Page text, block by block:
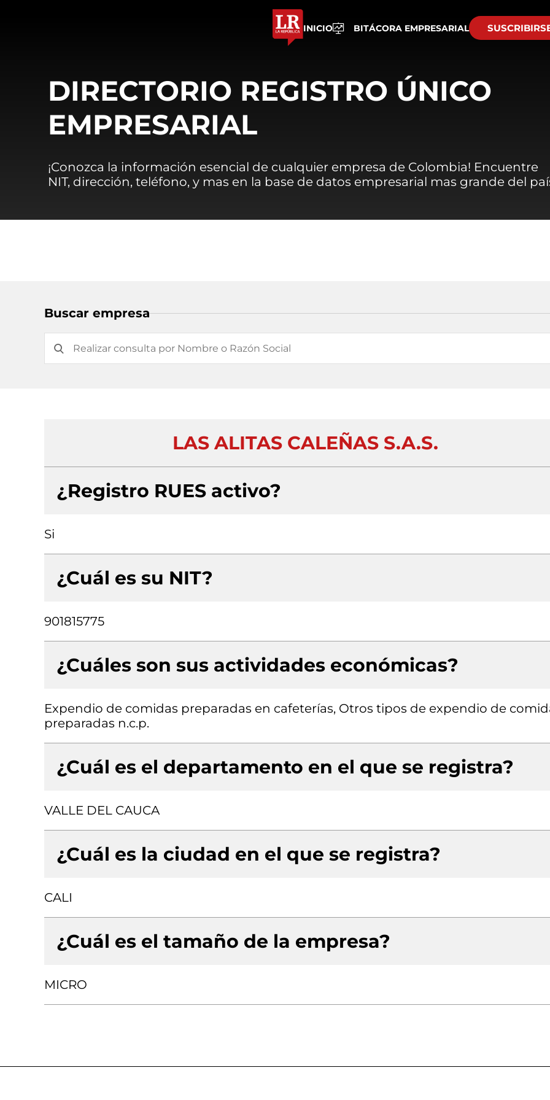
INICIO BITÁCORA EMPRESARIAL
DIRECTORIO REGISTRO ÚNICO
EMPRESARIAL
¡Conozca la información esencial de cualquier empresa de Colombia! Encuentre
NIT, dirección, teléfono, y mas en la base de datos empresarial mas grande del
Buscar empresa
LAS ALITAS CALEÑAS S.A.S.
¿Registro RUES activo?
Si
¿Cuál es su NIT?
901815775
¿Cuáles son sus actividades económicas?
Expendio de comidas preparadas en cafeterías, Otros tipos de expendio de
preparadas n.c.p.
¿Cuál es el departamento en el que se registra?
VALLE DEL CAUCA
¿Cuál es la ciudad en el que se registra?
CALI
¿Cuál es el tamaño de la empresa?
MICRO